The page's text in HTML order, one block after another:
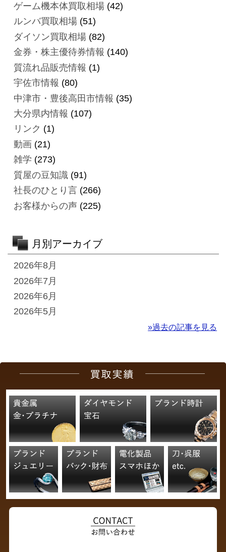
ゲーム機本体買取相場(42)
ルンバ買取相場(51)
ダイソン買取相場(82)
金券・株主優待券情報 (140)
質流れ品販売情報 (1)
宇佐市情報 (80)
中津市・豊後高田市情報 (35)
大分県内情報 (107)
リンク (1)
動画(21)
雑学 (273)
質屋の豆知識(91)
社長のひとり言(266)
お客様からの声(225)
月別アーカイブ
2026年8月
2026年7月
2026年6月
2026年5月
»過去の記事を見る